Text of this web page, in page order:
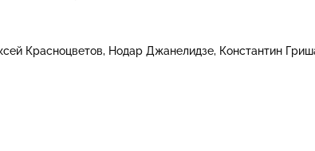
Красноцветов Нодар Джанелидзе Константин